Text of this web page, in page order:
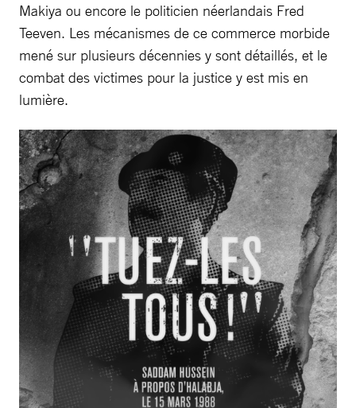
Makiya ou encore le politicien néerlandais Fred
Teeven. Les mécanismes de ce commerce morbide
mené sur plusieurs décennies y sont détaillés, et le
combat des victimes pour la justice y est mis en
lumière.